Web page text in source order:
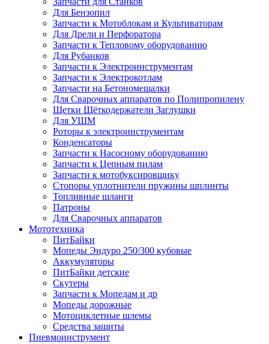
Для Бензопил
Запчасти к Мотоблокам и Культиваторам
Для Дрели и Перфоратора
Запчасти к Тепловому оборудованию
Для Рубанков
Запчасти к Электроинструментам
Запчасти к Электрокотлам
Запчасти на Бетономешалки
Для Сварочных аппаратов по Полипропилену
Щетки Щёткодержатели Заглушки
Для УШМ
Роторы к электроинструментам
Конденсаторы
Запчасти к Насосному оборудованию
Запчасти к Цепным пилам
Запчасти к мотобуксировщику
Стопоры уплотнители пружины шплинты
Топливные шланги
Патроны
Для Сварочных аппаратов
Мототехника
ПитБайки
Мопеды Эндуро 250/300 кубовые
Аккумуляторы
ПитБайки детские
Скутеры
Запчасти к Мопедам и др
Мопеды дорожные
Мотоциклетные шлемы
Средства защиты
Пневмоинструмент